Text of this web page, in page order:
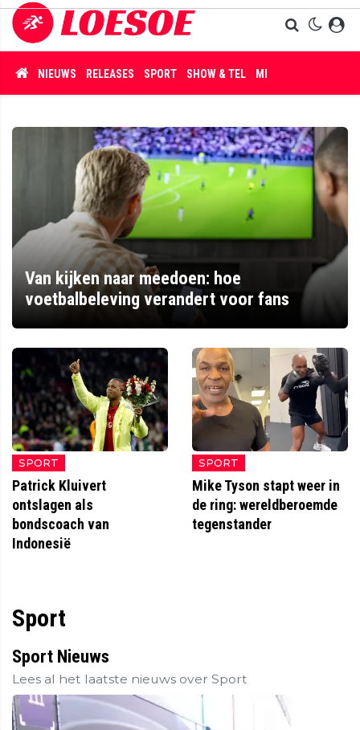
NIEUWS RELEASES SPORT SHOW & TEL MISDAAD
Van kijken naar meedoen: hoe
voetbalbeleving verandert voor fans
SPORT
Patrick Kluivert
ontslagen als
bondscoach van
Indonesië
SPORT
Mike Tyson stapt weer in
de ring: wereldberoemde
tegenstander
Sport
Sport Nieuws
Lees al het laatste nieuws over Sport